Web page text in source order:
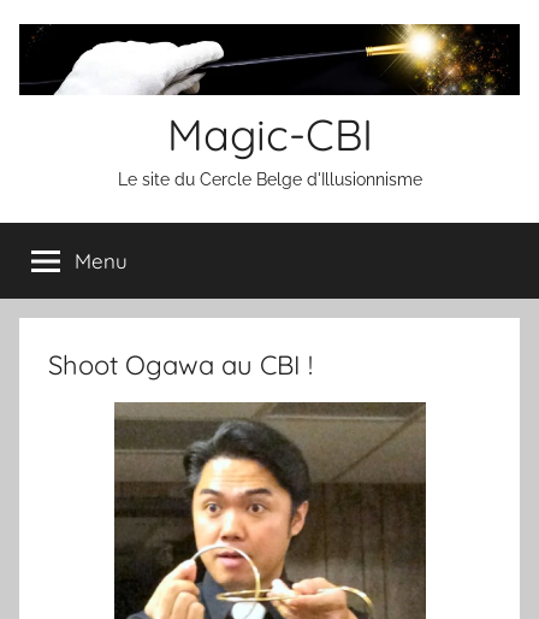
contenu
Magic-CBI
Le site du Cercle Belge d'Illusionnisme
Menu
Shoot Ogawa au CBI !